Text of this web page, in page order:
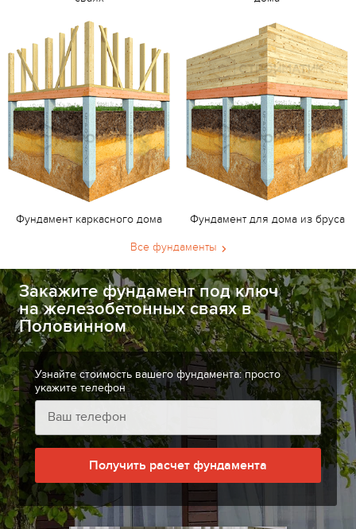
Фундамент каркасного дома Фундамент для дома из бруса
Все фундаменты
Закажите фундамент под ключ
на железобетонных сваях в
Половинном
Узнайте стоимость вашего фундамента: просто
укажите телефон
Получить расчет фундамента